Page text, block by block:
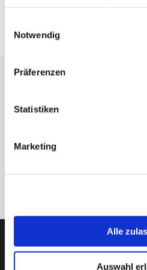
Notwendig
Präferenzen
Statistiken
Marketing
Alle
Auswahl
Erhalten Sie
PTI Europa A/S
Lager & Transmissionen